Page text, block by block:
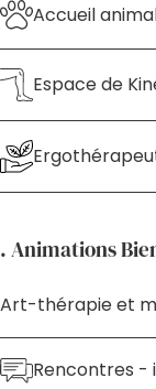
Accueil
Espace de
. Animations
Art-thérapie et
Rencontres -